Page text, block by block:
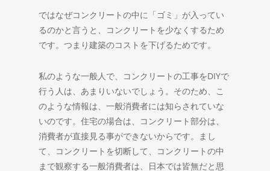
ではなぜコンクリートの中に「ゴミ」が入ってい
るのかと言うと、コンクリートを少なくするため
です。つまり建築のコストを下げるためです。
私のような一般人で、コンクリートの工事をDIYで
行う人は、あまりいないでしょう。そのため、こ
のような情報は、一般消費者には知らされていな
いのです。住宅の場合は、コンクリート部分は、
消費者が直接見る事ができないからです。まし
て、コンクリートを切断して、コンクリートの中
まで観察する一般消費者は、日本では皆無だと思